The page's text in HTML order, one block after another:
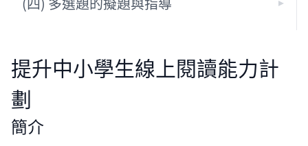
提升中小學生線上閱讀能力計
劃
簡介